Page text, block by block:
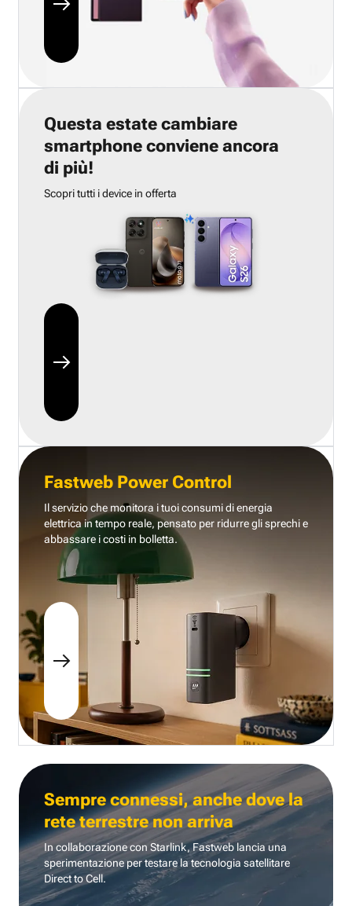
Questa estate cambiare
smartphone conviene ancora
di più!
Scopri tutti i device in offerta
Fastweb Power Control
Il servizio che monitora i tuoi consumi di energia
elettrica in tempo reale, pensato per ridurre gli sprechi e
abbassare i costi in bolletta.
Sempre connessi, anche dove la
rete terrestre non arriva
In collaborazione con Starlink, Fastweb lancia una
sperimentazione per testare la tecnologia satellitare
Direct to Cell.